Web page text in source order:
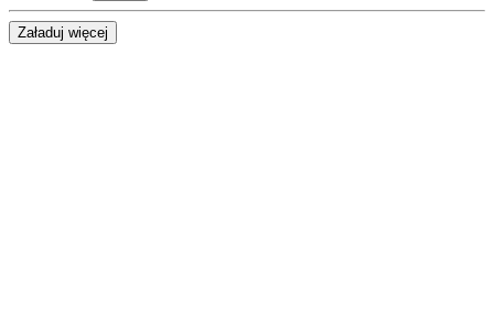
Załaduj więcej